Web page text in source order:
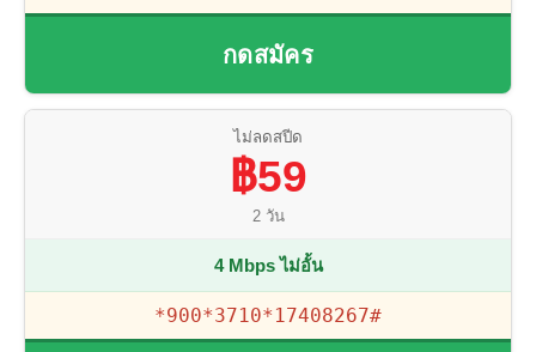
กดสมัคร
ไม่ลดสปีด
฿59
2 วัน
4 Mbps ไม่อั้น
*900*3710*17408267#